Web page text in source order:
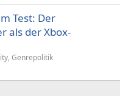
Test: Der
als der Xbox-
Genrepolitik